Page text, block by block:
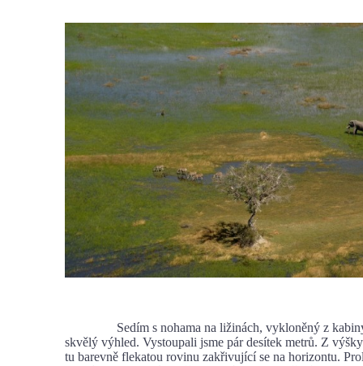
Sedím s nohama na ližinách, vykloněný z kabiny
skvělý výhled. Vystoupali jsme pár desítek metrů. Z
tu barevně flekatou rovinu zakřivující se na horizontu.